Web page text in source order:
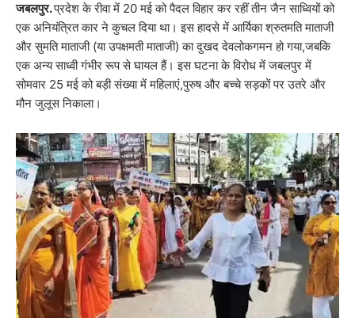
जबलपुर.प्रदेश के रीवा में 20 मई को पैदल विहार कर रहीं तीन जैन साध्वियों को
एक अनियंत्रित कार ने कुचल दिया था। इस हादसे में आर्यिका श्रुतमति माताजी
और सुमति माताजी (या उपक्षमती माताजी) का दुखद देवलोकगमन हो गया,जबकि
एक अन्य साध्वी गंभीर रूप से घायल हैं। इस घटना के विरोध में जबलपुर में
सोमवार 25 मई को बड़ी संख्या में महिलाएं,पुरुष और बच्चे सड़कों पर उतरे और
मौन जुलूस निकाला।